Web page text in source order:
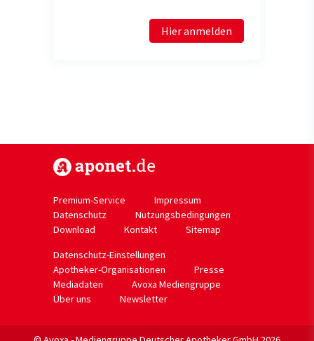
Hier anmelden
Premium-Service
Impressum
Datenschutz
Nutzungsbedingungen
Download
Kontakt
Sitemap
Datenschutz-Einstellungen
Apotheker-Organisationen
Presse
Mediadaten
Avoxa Mediengruppe
Über uns
Newsletter